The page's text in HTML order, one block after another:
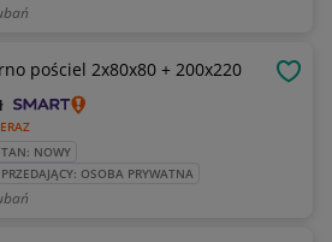
pościel 2x80x80 + 200x220
NOWY
OSOBA PRYWATNA